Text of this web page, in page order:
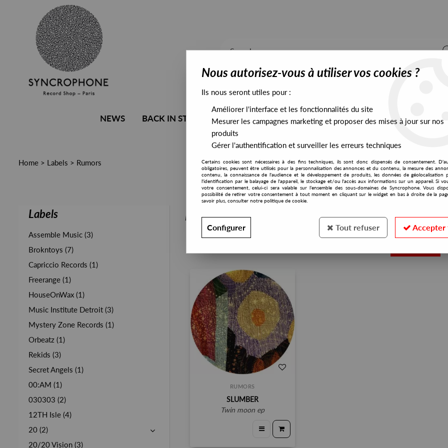
NEWS BACK IN STOCK ALL STOCK EXCLUSIVES PRESALES EXCLUSIVES
Home > Labels > Rumors
Labels
Assemble Music (3)
Brokntoys (7)
Capriccio Records (1)
Freerange (1)
HouseOnWax (1)
Music Institute Detroit (3)
Mystery Zone Records (1)
Orbeatz (1)
Rekids (3)
Secret Angels (1)
00:AM (1)
030303 (2)
12TH Isle (4)
20 (2)
20/20 Vision (3)
PRESALES EXCLUSIVES
RUMORS
SLUMBER
twin moon ep
Nous autorisez-vous à utiliser vos cookies ?
Ils nous seront utiles pour :
Améliorer l'interface et les fonctionnalités du site
Mesurer les campagnes marketing et proposer des mises à jour sur nos
produits
Gérer l'authentification et surveiller les erreurs techniques
Certains cookies sont nécessaires à des fins techniques, ils sont donc dispensés de consentement.
obligatoires, peuvent être utilisés pour la personnalisation des annonces et du contenu, la mesure des
contenu, la connaissance de l'audience et le développement de produits, les données de géolocalisation
l'identification par le balayage de l'appareil, le stockage et/ou l'accès aux informations sur un appareil. Si
votre consentement, celui-ci sera valable sur l’ensemble des sous-domaines de Syncrophone. Vous
possibilité de retirer votre consentement à tout moment en cliquant sur le widget en bas à droite de la
savoir plus, consulter notre politique de cookie.
Configurer Tout refuser Accepter